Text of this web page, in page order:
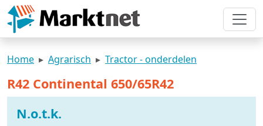
Home Agrarisch Tractor - onderdelen
R42 Continental 650/65R42
N.o.t.k.